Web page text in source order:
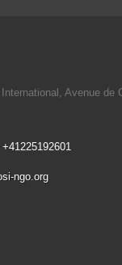
Avenue de
+41225192601
ngo.org